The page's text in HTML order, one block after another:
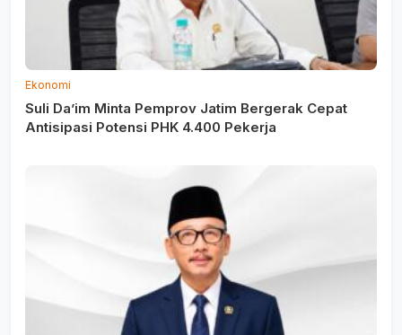
Ekonomi
Suli Da’im Minta Pemprov Jatim Bergerak Cepat
Antisipasi Potensi PHK 4.400 Pekerja